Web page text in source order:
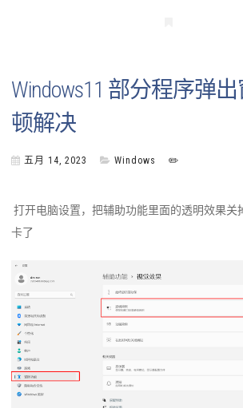
Windows11 部分程序弹
顿解决
五月 14, 2023 Windows ✏️
打开电脑设置，把辅助功能里面的透明效果关
卡了